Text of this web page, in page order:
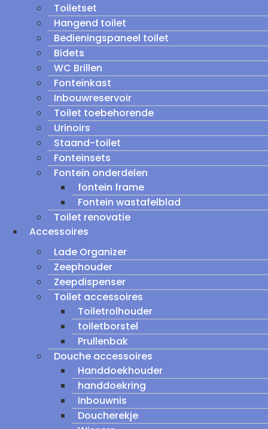
Toiletset
Hangend toilet
Bedieningspaneel toilet
Bidets
WC Brillen
Fonteinkast
Inbouwreservoir
Toilet toebehorende
Urinoirs
Staand-toilet
Fonteinsets
Fontein onderdelen
fontein frame
Fontein wastafelblad
Toilet renovatie
Accessoires
Lade Organizer
Zeephouder
Zeepdispenser
Toilet accessoires
Toiletrolhouder
toiletborstel
Prullenbak
Douche accessoires
Handdoekhouder
handdoekring
Inbouwnis
Doucherekje